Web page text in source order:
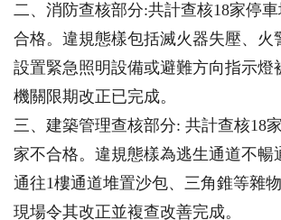
二、消防查核部分:共計查核18家停
合格。違規態樣包括滅火器失壓、火
設置緊急照明設備或避難方向指示燈
機關限期改正已完成。
三、建築管理查核部分: 共計查核18
家不合格。違規態樣為逃生通道不暢
通往1樓通道堆置沙包、三角錐等雜
現場令其改正並複查改善完成。